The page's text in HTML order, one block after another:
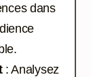
dans
: Analysez